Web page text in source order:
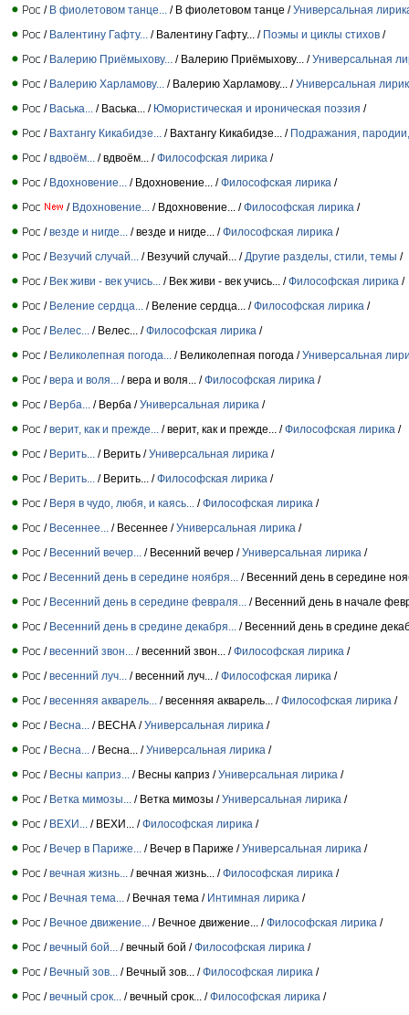
/ В фиолетовом танце... / В фиолетовом танце /Универсальная
/ Валентину Гафту... / Валентину Гафту... / Поэмы и циклы стихов /
/ Валерию Приёмыхову... / Валерию Приёмыхову... /Универсальная
/ Валерию Харламову... / Валерию Харламову... /Универсальная
/ Васька... / Васька... / Юмористическая и ироническая поэзия /
/ Вахтангу Кикабидзе... / Вахтангу Кикабидзе... / Подражания,
/вдвоём... / вдвоём... /Философская лирика /
/ Вдохновение... / Вдохновение... /Философская лирика /
/ Вдохновение... / Вдохновение... /Философская лирика /
/везде и нигде... / везде и нигде... /Философская лирика /
/ Везучий случай... / Везучий случай... / Другие разделы, стили, темы /
/ Век живи - век учись... / Век живи - век учись... /Философская лирика /
/ Веление сердца... / Веление сердца... /Философская лирика /
/ Велес... / Велес... /Философская лирика /
/ Великолепная погода... / Великолепная погода /Универсальная
/вера и воля... / вера и воля... /Философская лирика /
/ Верба... / Верба /Универсальная лирика /
/верит, как и прежде... / верит, как и прежде... /Философская лирика /
/ Верить... / Верить /Универсальная лирика /
/ Верить... / Верить... /Философская лирика /
/ Веря в чудо, любя, и каясь... /Философская лирика /
/ Весеннее... / Весеннее /Универсальная лирика /
/ Весенний вечер... / Весенний вечер /Универсальная лирика /
/ Весенний день в середине ноября... / Весенний день в середине
/ Весенний день в середине февраля... / Весенний день в начале
/ Весенний день в средине декабря... / Весенний день в средине
/весенний звон... / весенний звон... /Философская лирика /
/весенний луч... / весенний луч... /Философская лирика /
/весенняя акварель... / весенняя акварель... /Философская лирика /
/ Весна... / ВЕСНА /Универсальная лирика /
/ Весна... / Весна... /Универсальная лирика /
/ Весны каприз... / Весны каприз /Универсальная лирика /
/ Ветка мимозы... / Ветка мимозы /Универсальная лирика /
/ ВЕХИ... / ВЕХИ... /Философская лирика /
/ Вечер в Париже... / Вечер в Париже /Универсальная лирика /
/вечная жизнь... / вечная жизнь... /Философская лирика /
/ Вечная тема... / Вечная тема / Интимная лирика /
/ Вечное движение... / Вечное движение... /Философская лирика /
/вечный бой... / вечный бой /Философская лирика /
/ Вечный зов... / Вечный зов... /Философская лирика /
/вечный срок... / вечный срок... /Философская лирика /